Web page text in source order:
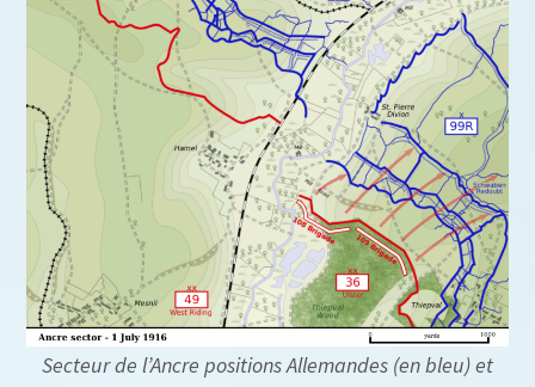
Secteur de l’Ancre positions Allemandes (en bleu) et